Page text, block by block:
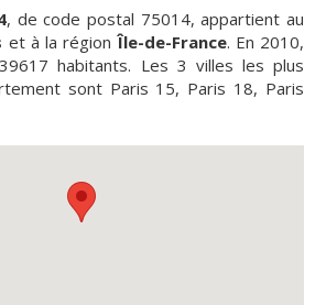
, de code postal 75014, appartient au
et à la régionÎle-de-France. En 2010,
habitants. Les 3 villes les plus
sont Paris 15, Paris 18, Paris